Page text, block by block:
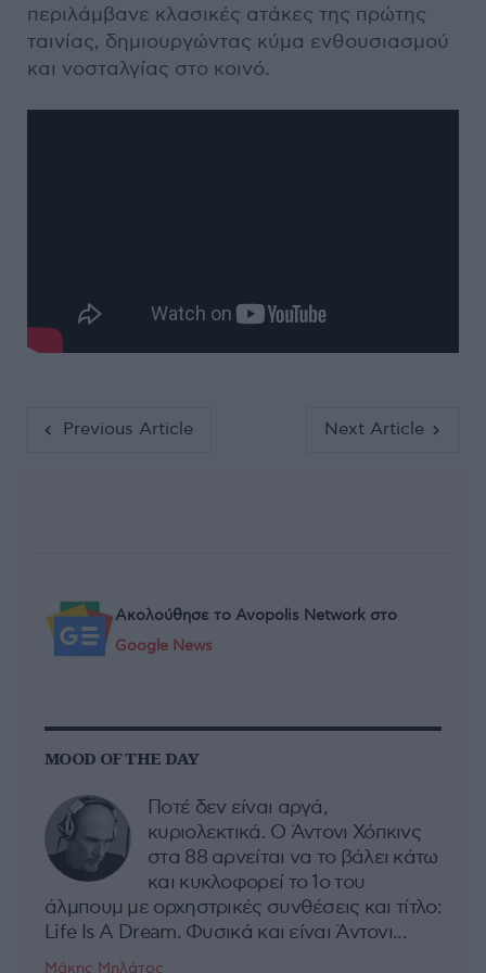
περιλάμβανε κλασικές ατάκες της πρώτης
ταινίας, δημιουργώντας κύμα ενθουσιασμού
και νοσταλγίας στο κοινό.
Previous Article Next Article
Ακολούθησε το Avopolis Network στο
Google News
MOOD OF THE DAY
Ποτέ δεν είναι αργά,
κυριολεκτικά. Ο Άντονι Χόπκινς
στα 88 αρνείται να το βάλει κάτω
και κυκλοφορεί το 1ο του
άλμπουμ με ορχηστρικές συνθέσεις και τίτλο:
Life Is A Dream. Φυσικά και είναι Άντονι...
Μάκης Μηλάτος